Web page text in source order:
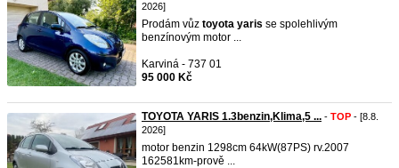
2026]
Prodám vůz toyota yaris se spolehlivým
benzínovým motor ...
Karviná - 737 01
95 000 Kč
TOYOTA YARIS 1.3benzin,Klima,5 ... - TOP - [8.8.
2026]
motor benzin 1298cm 64kW(87PS) rv.2007
162581km-prově ...